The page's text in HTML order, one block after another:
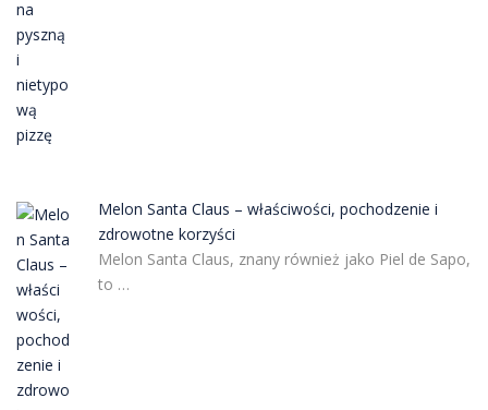
Melon Santa Claus – właściwości, pochodzenie i
zdrowotne korzyści
Melon Santa Claus, znany również jako Piel de Sapo,
to …